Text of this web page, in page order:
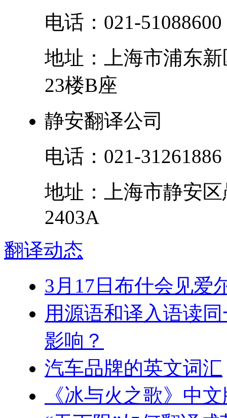
电话： 021-51088600
地址：
上海市浦东新
23楼B座
静安翻译公司
电话： 021-31261886
地址：
上海市静安区
2403A
翻译动态
3月17日布什会见爱
用源语和译入语读
影响？
汽车品牌的英文词汇
《冰与火之歌》中